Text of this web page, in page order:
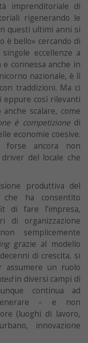
imprenditoriale di
rigenerando le
questi ultimi anni si
è bello» cercando di
eccellenze a
connessa anche in
nazionale, è lì
traddizioni. Ma ci
eppure così rilevanti
scalare, come
è competizione di
economie coesive.
forse ancora non
del locale che
produttiva del
ha consentito
di fare l’impresa,
di organizzazione
semplicemente
grazie al modello
di crescita, si
assumere un ruolo
in diversi campi di
continua ad
– e non
(luoghi di lavoro,
innovazione